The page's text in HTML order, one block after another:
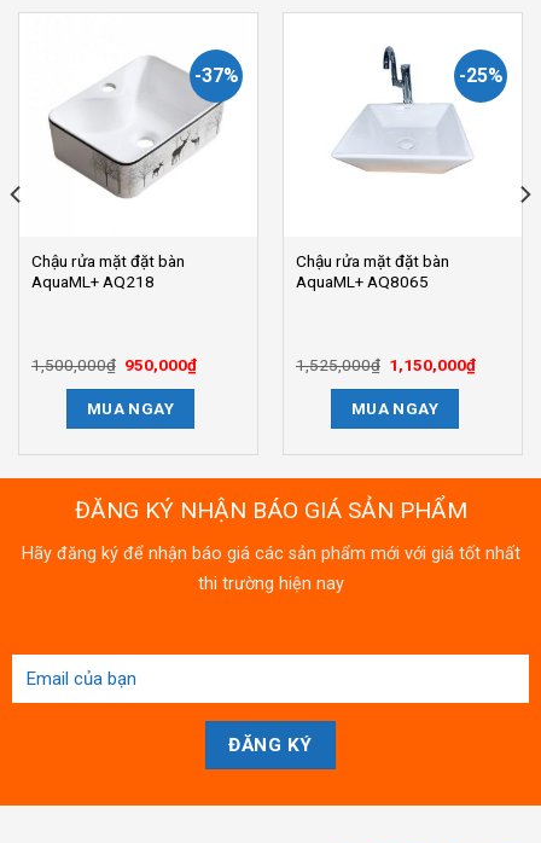
-37%
Chậu rửa mặt đặt bàn
AquaML+ AQ218
1,500,000₫ Giá
1,500,000₫.
950,000₫Giá
MUA NGAY
-25%
Chậu rửa mặt đặt bàn
AquaML+ AQ8065
1,525,000₫ Giá
1,525,000₫.
1,150,000₫Giá
MUA NGAY
ĐĂNG KÝ NHẬN BÁO GIÁ SẢN PHẨM
Hãy đăng ký để nhận báo giá các sản phẩm mới với giá tốt nhất
thi trường hiện nay